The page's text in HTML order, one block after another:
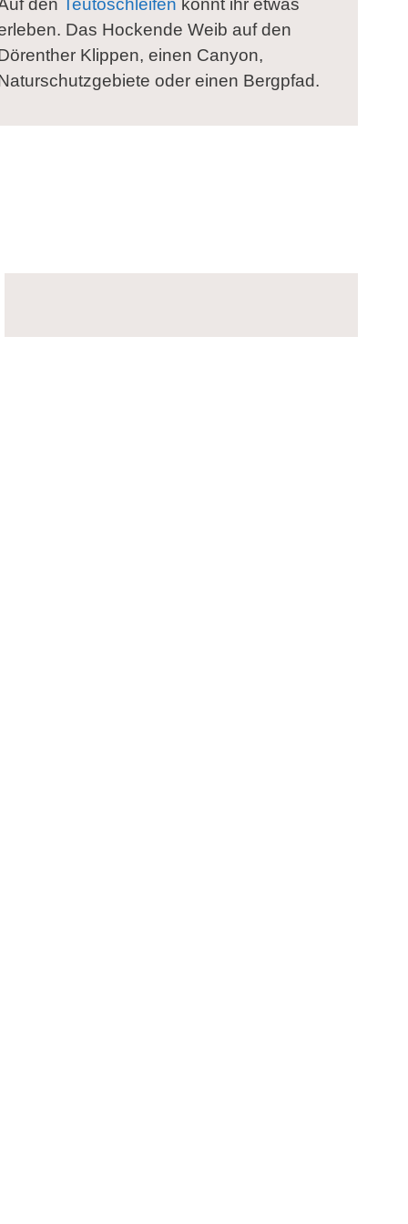
den Teutoschleifen könnt ihr etwas
Das Hockende Weib auf den
Klippen, einen Canyon,
oder einen Bergpfad.